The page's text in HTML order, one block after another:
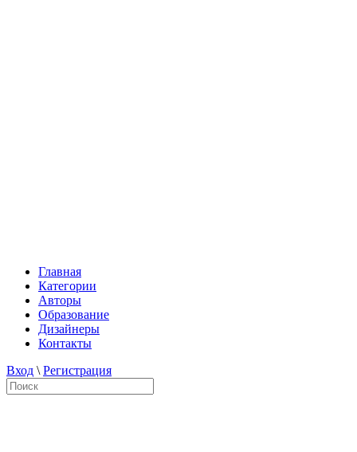
Главная
Категории
Авторы
Образование
Дизайнеры
Контакты
Вход \ Регистрация